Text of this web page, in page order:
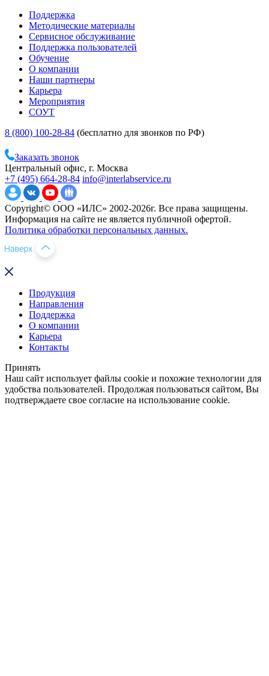
Поддержка
Методические материалы
Сервисное обслуживание
Поддержка пользователей
Обучение
О компании
Наши партнеры
Карьера
Мероприятия
СОУТ
8 (800) 100-28-84 (бесплатно для звонков по РФ)
Заказать звонок
Центральный офис, г. Москва
+7 (495) 664-28-84 info@interlabservice.ru
Copyright© ООО «ИЛС» 2002-2026г. Все права защищены.
Информация на сайте не является публичной офертой.
Политика обработки персональных данных.
Продукция
Направления
Поддержка
О компании
Карьера
Контакты
Принять
Наш сайт использует файлы cookie и похожие технологии для
удобства пользователей. Продолжая пользоваться сайтом, Вы
подтверждаете свое согласие на использование cookie.